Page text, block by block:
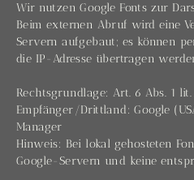
Wir nutzen Google Fonts zur
Beim externen Abruf wird eine
Servern aufgebaut; es können
die IP-Adresse übertragen
Rechtsgrundlage: Art. 6 Abs. 1 lit.
Empfänger/Drittland: Google
Manager
Hinweis: Bei lokal gehosteten
Google-Servern und keine